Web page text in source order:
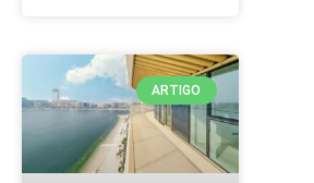
ARTIGO